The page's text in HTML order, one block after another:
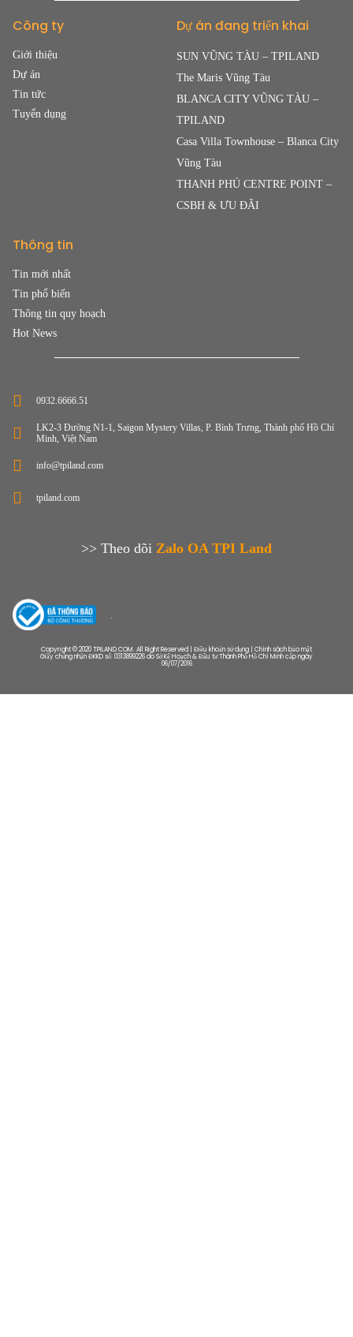
Công ty
Giới thiệu
Dự án
Tin tức
Tuyển dụng
Dự án đang triển khai
SUN VŨNG TÀU – TPILAND
The Maris Vũng Tàu
BLANCA CITY VŨNG TÀU –
TPILAND
Casa Villa Townhouse – Blanca City
Vũng Tàu
THANH PHÚ CENTRE POINT –
CSBH & ƯU ĐÃI
Thông tin
Tin mới nhất
Tin phổ biến
Thông tin quy hoạch
Hot News
0932.6666.51
LK2-3 Đường N1-1, Saigon Mystery Villas, P. Bình Trưng, Thành phố Hồ Chí
Minh, Việt Nam
info@tpiland.com
tpiland.com
>> Theo dõi Zalo OA TPI Land
Copyright © 2020 TPILAND.COM. All Right Reserved | Điều khoản sử dụng | Chính sách bảo mật
Giấy chứng nhận ĐKKD số: 0313899226 do Sở Kế Hoạch & Đầu tư Thành Phố Hồ Chí Minh cấp ngày
06/07/2016